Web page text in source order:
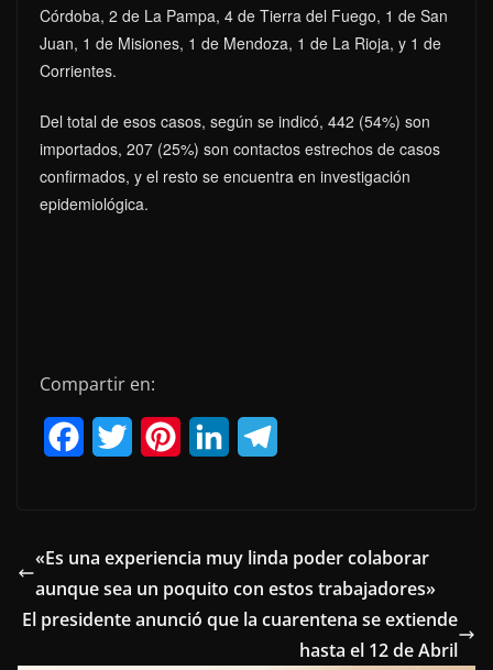
Córdoba, 2 de La Pampa, 4 de Tierra del Fuego, 1 de San
Juan, 1 de Misiones, 1 de Mendoza, 1 de La Rioja, y 1 de
Corrientes.
Del total de esos casos, según se indicó, 442 (54%) son
importados, 207 (25%) son contactos estrechos de casos
confirmados, y el resto se encuentra en investigación
epidemiológica.
Compartir en:
e
b
o
t
t
e
t
e
r
k
e
d
e
g
r
«Es una experiencia muy linda poder colaborar
aunque sea un poquito con estos trabajadores»
El presidente anunció que la cuarentena se extiende
hasta el 12 de Abril